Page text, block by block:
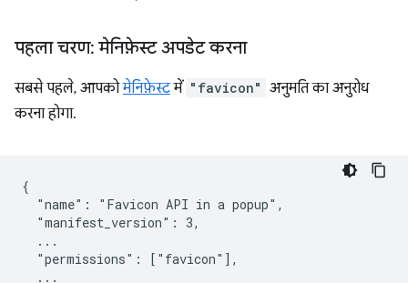
पहला चरण: मेनिफ़ेस्ट अपडेट करना
सबसे पहले, आपकोमेनिफ़ेस्टमें "favicon" अनुमति का अनुरोध
करना होगा.
{
  "name": "Favicon API in a popup",
  "manifest_version": 3,
  ...
  "permissions": ["favicon"],
  ...